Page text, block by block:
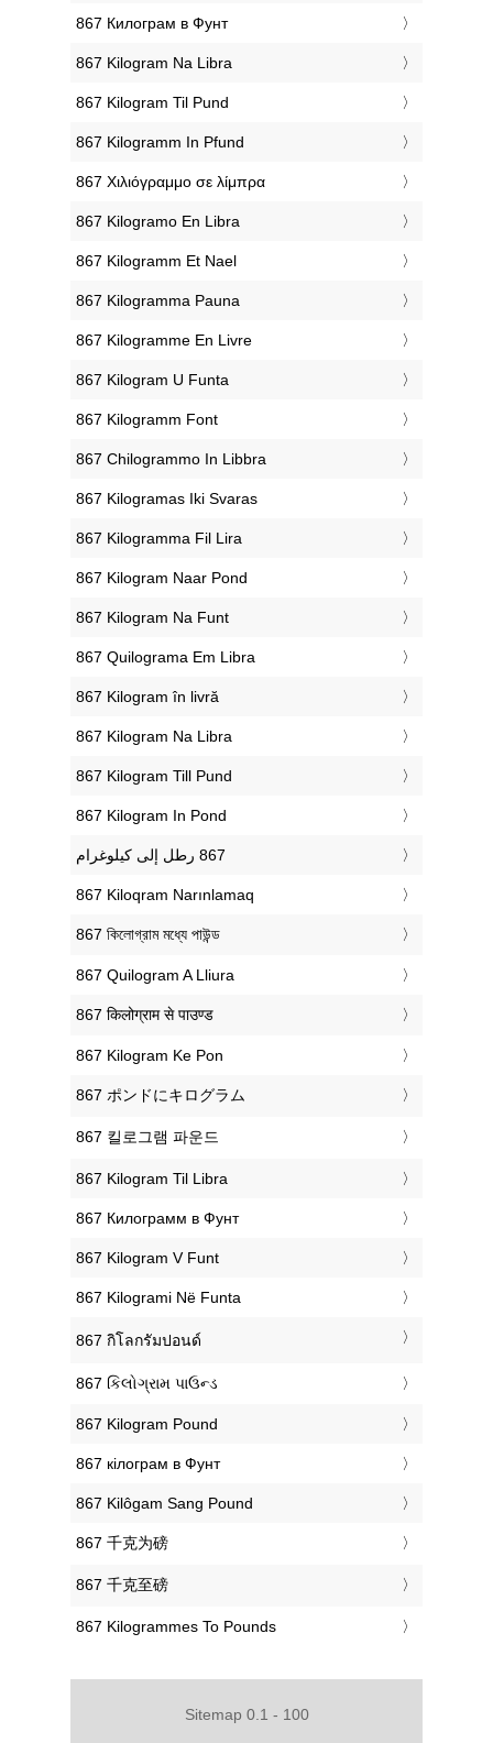
‎867 Килограм в Фунт
‎867 Kilogram Na Libra
‎867 Kilogram Til Pund
‎867 Kilogramm In Pfund
‎867 Χιλιόγραμμο σε λίμπρα
‎867 Kilogramo En Libra
‎867 Kilogramm Et Nael
‎867 Kilogramma Pauna
‎867 Kilogramme En Livre
‎867 Kilogram U Funta
‎867 Kilogramm Font
‎867 Chilogrammo In Libbra
‎867 Kilogramas Iki Svaras
‎867 Kilogramma Fil Lira
‎867 Kilogram Naar Pond
‎867 Kilogram Na Funt
‎867 Quilograma Em Libra
‎867 Kilogram în livră
‎867 Kilogram Na Libra
‎867 Kilogram Till Pund
‎867 Kilogram In Pond
‎867 Kiloqram Narınlamaq
‎867 কিলোগ্রাম মধ্যে পাউন্ড
‎867 Quilogram A Lliura
‎867 किलोग्राम से पाउण्ड
‎867 Kilogram Ke Pon
‎867 ポンドにキログラム
‎867 킬로그램 파운드
‎867 Kilogram Til Libra
‎867 Килограмм в Фунт
‎867 Kilogram V Funt
‎867 Kilogrami Në Funta
‎867 กิโลกรัมปอนด์
‎867 કિલોગ્રામ પાઉન્ડ
‎867 Kilogram Pound
‎867 кілограм в Фунт
‎867 Kilôgam Sang Pound
‎867 千克为磅
‎867 千克至磅
‎867 Kilogrammes To Pounds
Sitemap 0.1 - 100